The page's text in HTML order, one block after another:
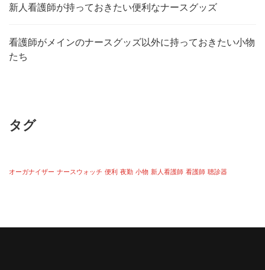
新人看護師が持っておきたい便利なナースグッズ
看護師がメインのナースグッズ以外に持っておきたい小物
たち
タグ
オーガナイザー ナースウォッチ 便利 夜勤 小物 新人看護師 看護師 聴診器